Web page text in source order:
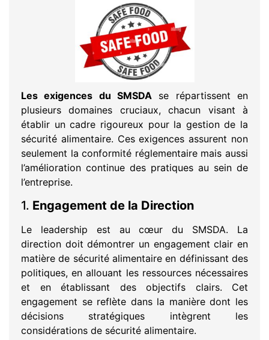
Les exigences du SMSDA se répartissent en
plusieurs domaines cruciaux, chacun visant à
établir un cadre rigoureux pour la gestion de la
sécurité alimentaire. Ces exigences assurent non
seulement la conformité réglementaire mais aussi
l’amélioration continue des pratiques au sein de
l’entreprise.
1. Engagement de la Direction
Le leadership est au cœur du SMSDA. La
direction doit démontrer un engagement clair en
matière de sécurité alimentaire en définissant des
politiques, en allouant les ressources nécessaires
et en établissant des objectifs clairs. Cet
engagement se reflète dans la manière dont les
décisions stratégiques intègrent les
considérations de sécurité alimentaire.